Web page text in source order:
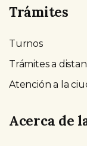
Trámites
Turnos
Trámites a
Atención a la
Acerca de